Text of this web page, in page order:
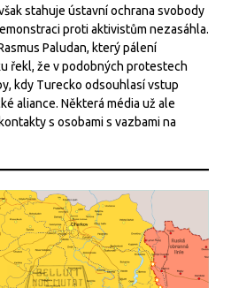
stahuje ústavní ochrana svobody
proti aktivistům nezasáhla.
Paludan, který pálení
řekl, že v podobných protestech
kdy Turecko odsouhlasí vstup
aliance. Některá média už ale
s osobami s vazbami na